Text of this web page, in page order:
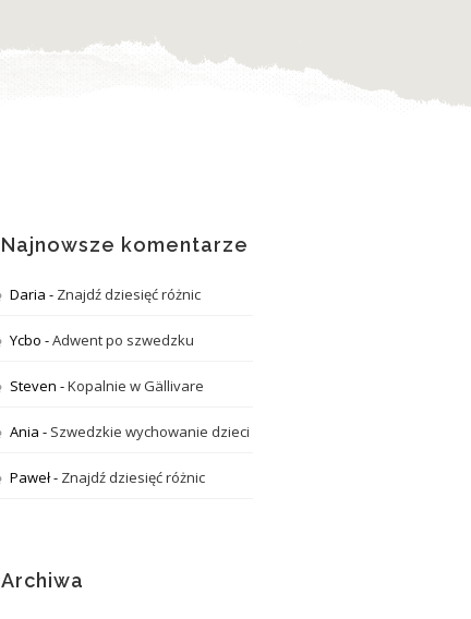
Najnowsze komentarze
Daria - Znajdź dziesięć różnic
Ycbo -Adwent po szwedzku
Steven -Kopalnie w Gällivare
Ania - Szwedzkie wychowanie dzieci
Paweł- Znajdź dziesięć różnic
Archiwa